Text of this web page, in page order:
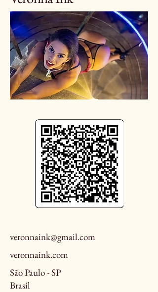
veronnaink@gmail.com
veronnaink.com
São Paulo - SP
Brasil